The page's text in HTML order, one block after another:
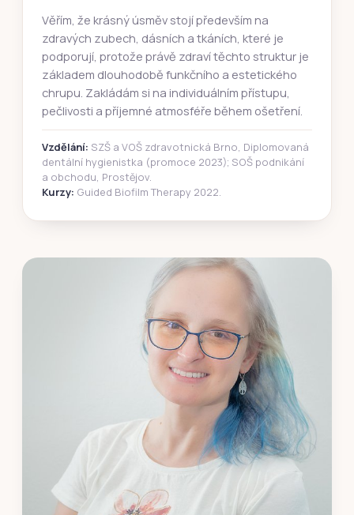
Věřím, že krásný úsměv stojí především na
zdravých zubech, dásních a tkáních, které je
podporují, protože právě zdraví těchto struktur je
základem dlouhodobě funkčního a estetického
chrupu. Zakládám si na individuálním přístupu,
pečlivosti a příjemné atmosféře během ošetření.
Vzdělání: SZŠ a VOŠ zdravotnická Brno, Diplomovaná
dentální hygienistka (promoce 2023); SOŠ podnikání
a obchodu, Prostějov.
Kurzy: Guided Biofilm Therapy 2022.